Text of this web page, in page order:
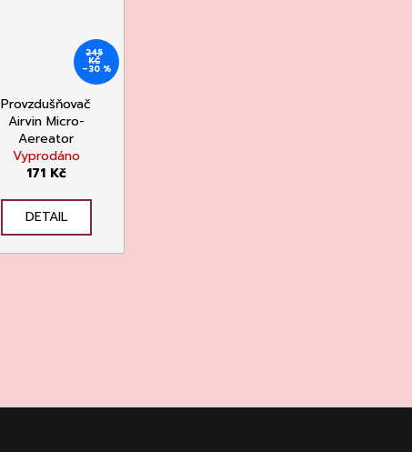
245
KČ
–30 %
Provzdušňovač
Airvin Micro-
Aereator
Vyprodáno
171 Kč
DETAIL